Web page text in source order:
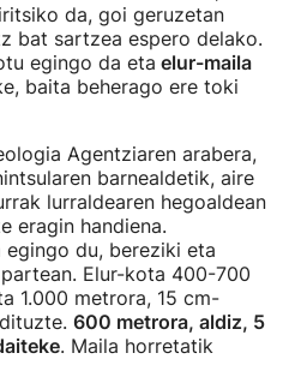
iritsiko da, goi geruzetan
bat sartzea espero delako.
egingo da eta elur-maila
baita beherago ere toki
Agentziaren arabera,
barnealdetik, aire
lurraldearen hegoaldean
eragin handiena.
du, bereziki eta
Elur-kota 400-700
1.000 metrora, 15 cm-
600 metrora, aldiz, 5
. Maila horretatik